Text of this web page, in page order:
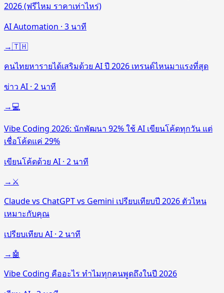
2026 (ฟรีไหม ราคาเท่าไหร่)
AI Automation · 3 นาที
→🇹🇭
คนไทยหารายได้เสริมด้วย AI ปี 2026 เทรนด์ไหนมาแรงที่สุด
ข่าว AI · 2 นาที
→💻
Vibe Coding 2026: นักพัฒนา 92% ใช้ AI เขียนโค้ดทุกวัน แต่
เชื่อโค้ดแค่ 29%
เขียนโค้ดด้วย AI · 2 นาที
→ ⚔️
Claude vs ChatGPT vs Gemini เปรียบเทียบปี 2026 ตัวไหน
เหมาะกับคุณ
เปรียบเทียบ AI · 2 นาที
→ 🤖
Vibe Coding คืออะไร ทำไมทุกคนพูดถึงในปี 2026